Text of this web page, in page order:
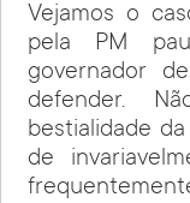
Vejamos o
pela PM
governador
defender.
bestialidade
de